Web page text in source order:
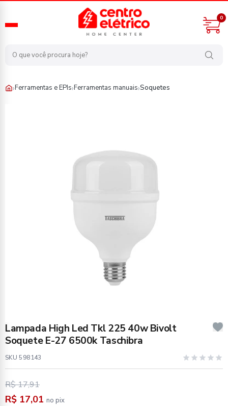
0
›Ferramentas e EPIs›Ferramentas manuais›Soquetes
Lampada High Led Tkl 225 40w Bivolt
Soquete E-27 6500k Taschibra
SKU 598143
R$ 17,91
R$ 17,01 no pix